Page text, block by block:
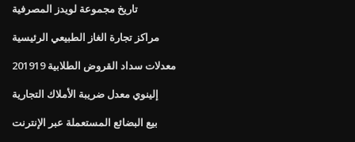
تاريخ مجموعة لويدز المصرفية
مراكز تجارة الغاز الطبيعي الرئيسية
معدلات سداد القروض الطلابية 201919
إلينوي معدل ضريبة الأملاك التجارية
بيع البضائع المستعملة عبر الإنترنت